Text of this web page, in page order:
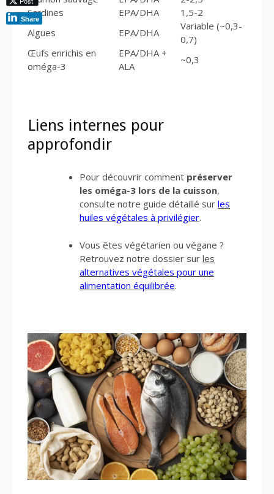
Sardines
EPA/DHA
1,5-2
Algues
EPA/DHA
Variable (~0,3-
0,7)
Œufs enrichis en
oméga-3
EPA/DHA +
ALA
~0,3
Liens internes pour
approfondir
Pour découvrir comment préserver
les oméga-3 lors de la cuisson,
consulte notre guide détaillé sur les
huiles végétales à privilégier.
Vous êtes végétarien ou végane ?
Retrouvez notre dossier sur les
alternatives végétales pour une
alimentation équilibrée.
Share